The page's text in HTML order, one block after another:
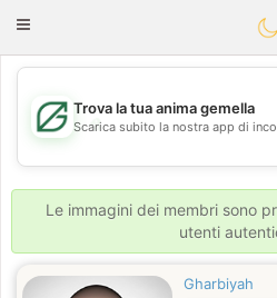
Toggle
💖
💕
Trova la tua anima gemella
Scarica subito la nostra app di
Le immagini dei membri sono
utenti
Gharbiyah